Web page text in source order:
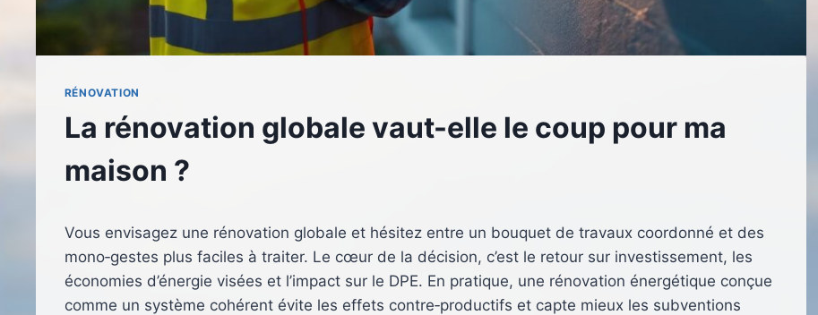
RÉNOVATION
La rénovation globale vaut-elle le coup pour ma
maison ?
Vous envisagez une rénovation globale et hésitez entre un bouquet de travaux coordonné et des
mono‑gestes plus faciles à traiter. Le cœur de la décision, c’est le retour sur investissement, les
économies d’énergie visées et l’impact sur le DPE. En pratique, une rénovation énergétique conçue
comme un système cohérent évite les effets contre‑productifs et capte mieux les subventions